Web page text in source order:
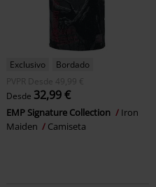
Exclusivo
Bordado
PVPR
Desde 49,99 €
Desde 32,99 €
EMP Signature Collection
Iron
Maiden
Camiseta